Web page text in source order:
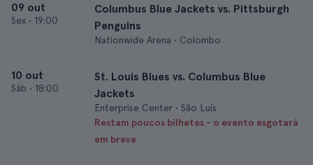
09 out
Sex • 19:00
Columbus Blue Jackets vs. Pittsburgh
Penguins
Nationwide Arena • Colombo
10 out
Sáb • 18:00
St. Louis Blues vs. Columbus Blue
Jackets
Enterprise Center • São Luís
Restam poucos bilhetes - o evento esgotará
em breve